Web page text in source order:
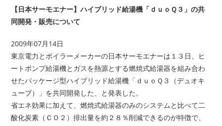
【日本サーモエナー】ハイブリッド給湯機「ｄｕｏＱ３」の共
同開発・販売について
2009年07月14日
東京電力とボイラーメーカーの日本サーモエナーは１３日、ヒ
ートポンプ給湯機とガスを熱源とする燃焼式給湯器を組み合わ
せたパッケージ型ハイブリッド給湯機「ｄｕｏＱ３（デュオキ
ューブ）」を共同開発した、と発表した。
省エネ効果に加えて、燃焼式給湯器のみのシステムと比べて二
酸化炭素（ＣＯ２）排出量を約２８％削減できるのが特徴で、